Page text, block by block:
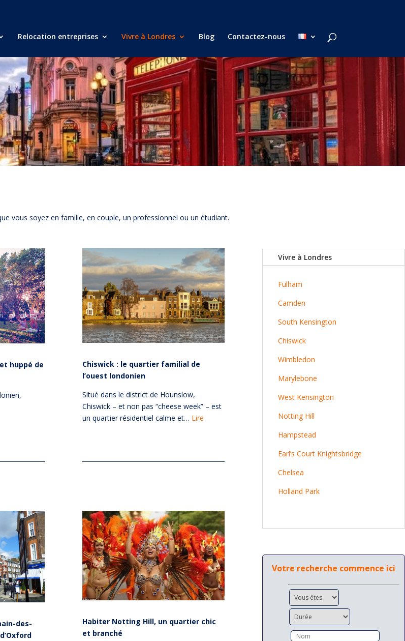
Relocation entreprises Vivre à Londres Blog Contactez-nous
vous soyez en famille, en couple, un professionnel ou un étudiant.
huppé de
Chiswick : le quartier familial de
l’ouest londonien
Situé dans le district de Hounslow,
Chiswick – et non pas “cheese week” – est
un quartier résidentiel calme et… Lire
des-
Habiter Notting Hill, un quartier chic
et branché
Vivre à Londres
Fulham
Camden
South Kensington
Chiswick
Wimbledon
Marylebone
West Kensington
Notting Hill
Hampstead
Earl’s Court Knightsbridge
Chelsea
Holland Park
Votre recherche commence ici